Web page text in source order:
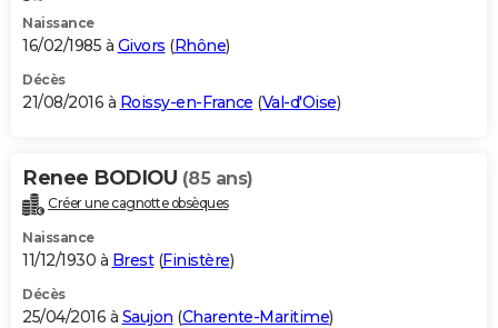
Naissance
16/02/1985 à Givors (Rhône)
Décès
21/08/2016 à Roissy-en-France (Val-d'Oise)
Renee BODIOU (85 ans)
Créer une cagnotte obsèques
Naissance
11/12/1930 à Brest(Finistère)
Décès
25/04/2016 à Saujon (Charente-Maritime)